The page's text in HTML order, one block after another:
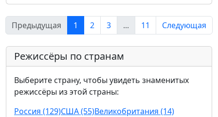
Предыдущая 1 2 3 ... 11 Следующая
Режиссёры по странам
Выберите страну, чтобы увидеть знаменитых
режиссёры из этой страны:
Россия (129)США (55)Великобритания (14)